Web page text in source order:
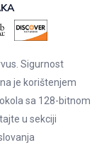
Sigurnost
je korištenjem
sa 128-bitnom
u sekciji